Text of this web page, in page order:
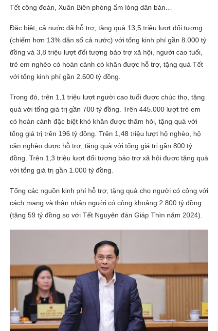
Tết công đoàn, Xuân Biên phòng ấm lòng dân bản…
Đặc biệt, cả nước đã hỗ trợ, tặng quà 13,5 triệu lượt đối tượng
(chiếm hơn 13% dân số cả nước) với tổng kinh phí gần 8.000 tỷ
đồng và 3,8 triệu lượt đối tượng bảo trợ xã hội, người cao tuổi,
trẻ em nghèo có hoàn cảnh có khăn được hỗ trợ, tặng quà Tết
với tổng kinh phí gần 2.600 tỷ đồng.
Trong đó, trên 1,1 triệu lượt người cao tuổi được chúc thọ, tặng
quà với tổng giá trị gần 700 tỷ đồng. Trên 445.000 lượt trẻ em
có hoàn cảnh đặc biệt khó khăn được thăm hỏi, tặng quà với
tổng giá trị trên 196 tỷ đồng. Trên 1,48 triệu lượt hộ nghèo, hộ
cận nghèo được hỗ trợ, tặng quà với tổng giá trị gần 800 tỷ
đồng. Trên 1,3 triệu lượt đối tượng bảo trợ xã hội được tặng quà
với tổng giá trị gần 1.000 tỷ đồng.
Tổng các nguồn kinh phí hỗ trợ, tặng quà cho người có công với
cách mạng và thân nhân người có công khoảng 2.800 tỷ đồng
(tăng 59 tỷ đồng so với Tết Nguyên đán Giáp Thìn năm 2024).